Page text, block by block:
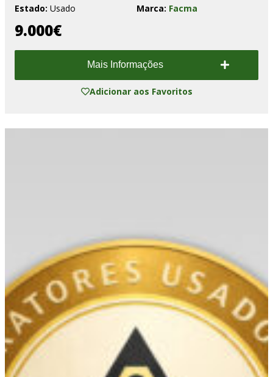
Estado: Usado Marca: Facma
9.000€
Mais Informações
Adicionar aos Favoritos